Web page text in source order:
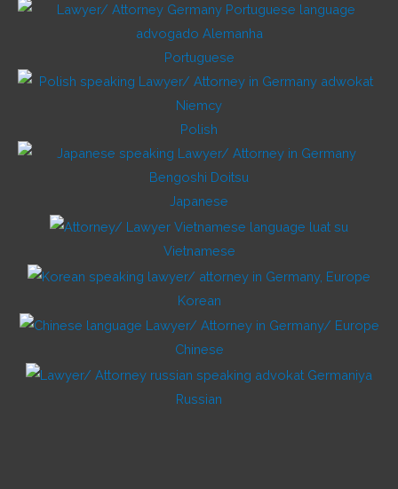
Portuguese
Polish
Japanese
Vietnamese
Korean
Chinese
Russian